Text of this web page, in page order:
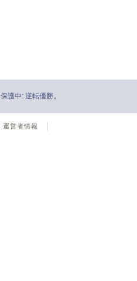
保護中: 逆転優勝。
運営者情報